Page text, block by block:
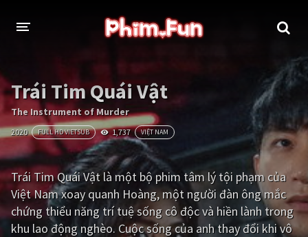
THỂ LOẠI
Thần thoại - Cổ trang
Tâm lý Chiến tranh
Võ thuật - Kiếm hiệp Nhạc kịch
Kinh dị Tội phạm - Hình sự
Phiêu lưu Hài hước
Trái Tim Quái Vật
The Instrument of Murder
2020 FULL HD VIETSUB 1,737 VIỆT NAM
Trái Tim Quái Vật là một bộ phim tâm lý tội phạm của
Việt Nam xoay quanh Hoàng, một người đàn ông mắc
chứng thiểu năng trí tuệ sống cô độc và hiền lành trong
khu lao động nghèo. Cuộc sống của anh thay đổi khi vô